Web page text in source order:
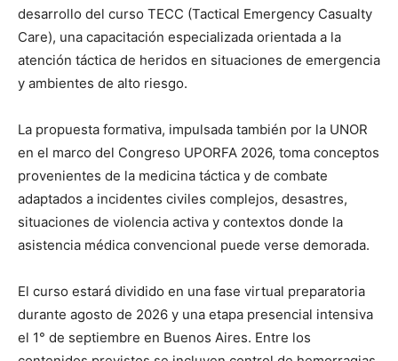
desarrollo del curso TECC (Tactical Emergency Casualty
Care), una capacitación especializada orientada a la
atención táctica de heridos en situaciones de emergencia
y ambientes de alto riesgo.
La propuesta formativa, impulsada también por la UNOR
en el marco del Congreso UPORFA 2026, toma conceptos
provenientes de la medicina táctica y de combate
adaptados a incidentes civiles complejos, desastres,
situaciones de violencia activa y contextos donde la
asistencia médica convencional puede verse demorada.
El curso estará dividido en una fase virtual preparatoria
durante agosto de 2026 y una etapa presencial intensiva
el 1° de septiembre en Buenos Aires. Entre los